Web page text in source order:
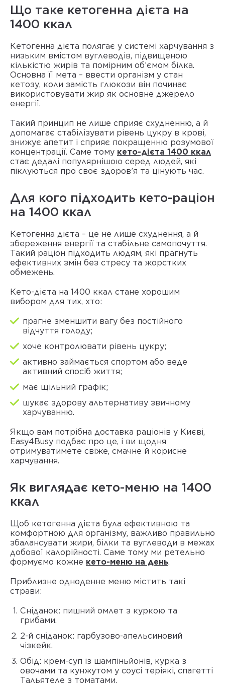
Що таке кетогенна дієта на
1400 ккал
Кетогенна дієта полягає у системі харчування з
низьким вмістом вуглеводів, підвищеною
кількістю жирів та помірним об’ємом білка.
Основна її мета – ввести організм у стан
кетозу, коли замість глюкози він починає
використовувати жир як основне джерело
енергії.
Такий принцип не лише сприяє схудненню, а й
допомагає стабілізувати рівень цукру в крові,
знижує апетит і сприяє покращенню розумової
концентрації. Саме тому кето-дієта 1400 ккал
стає дедалі популярнішою серед людей, які
піклуються про своє здоров’я та цінують час.
Для кого підходить кето-раціон
на 1400 ккал
Кетогенна дієта – це не лише схуднення, а й
збереження енергії та стабільне самопочуття.
Такий раціон підходить людям, які прагнуть
ефективних змін без стресу та жорстких
обмежень.
Кето-дієта на 1400 ккал стане хорошим
вибором для тих, хто:
прагне зменшити вагу без постійного
відчуття голоду;
хоче контролювати рівень цукру;
активно займається спортом або веде
активний спосіб життя;
має щільний графік;
шукає здорову альтернативу звичному
харчуванню.
Якщо вам потрібна доставка раціонів у Києві,
Easy4Busy подбає про це, і ви щодня
отримуватимете свіже, смачне й корисне
харчування.
Як виглядає кето-меню на 1400
ккал
Щоб кетогенна дієта була ефективною та
комфортною для організму, важливо правильно
збалансувати жири, білки та вуглеводи в межах
добової калорійності. Саме тому ми ретельно
формуємо кожне кето-меню на день.
Приблизне одноденне меню містить такі
страви:
Сніданок: пишний омлет з куркою та
грибами.
2-й сніданок: гарбузово-апельсиновий
чізкейк.
Обід: крем-суп із шампіньйонів, курка з
овочами та кунжутом у соусі теріякі, спагетті
Тальятеле з томатами.